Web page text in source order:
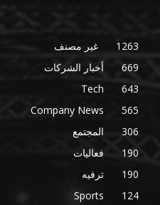
غير مصنف
1263
أخبار الشركات
669
Tech
643
Company News
565
المجتمع
306
فعاليات
190
ترفيه
190
Sports
124